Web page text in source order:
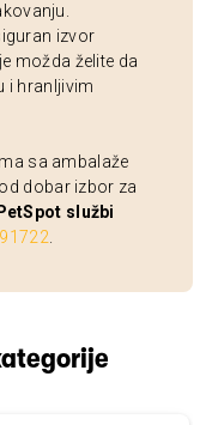
izvor
možda želite da
i hranljivim
sa ambalaže
dobar izbor za
PetSpot službi